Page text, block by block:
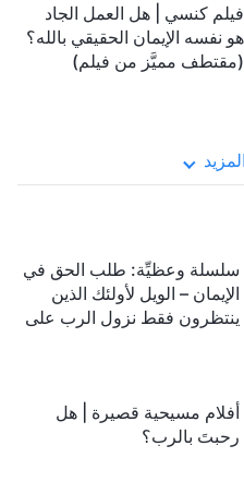
فيلم كنسي | هل العمل الجاد
هو نفسه الإيمان الحقيقي بالله؟
(مقتطف مميَّز من فيلم)
سلسلة وعظيِّة: طلب الحق في
الإيمان – الويل لأولئك الذين
ينتظرون فقط نزول الرب على
أفلام مسيحية قصيرة | هل
رحبتَ بالرب؟